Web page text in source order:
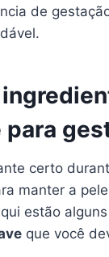
de
certo
manter a
estão alguns
que você